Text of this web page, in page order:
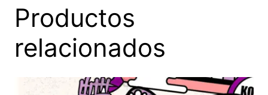
Productos
relacionados